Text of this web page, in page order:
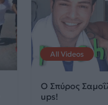
All Videos
Ο Σπύρος
ups!